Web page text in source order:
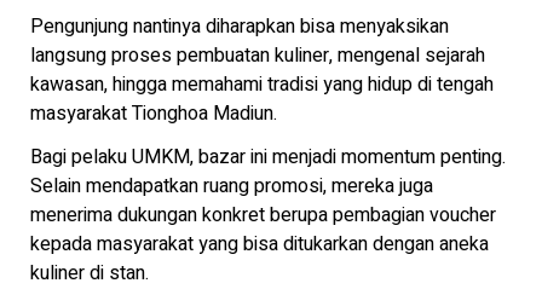
Pengunjung nantinya diharapkan bisa menyaksikan
langsung proses pembuatan kuliner, mengenal sejarah
kawasan, hingga memahami tradisi yang hidup di tengah
masyarakat Tionghoa Madiun.
Bagi pelaku UMKM, bazar ini menjadi momentum penting.
Selain mendapatkan ruang promosi, mereka juga
menerima dukungan konkret berupa pembagian voucher
kepada masyarakat yang bisa ditukarkan dengan aneka
kuliner di stan.